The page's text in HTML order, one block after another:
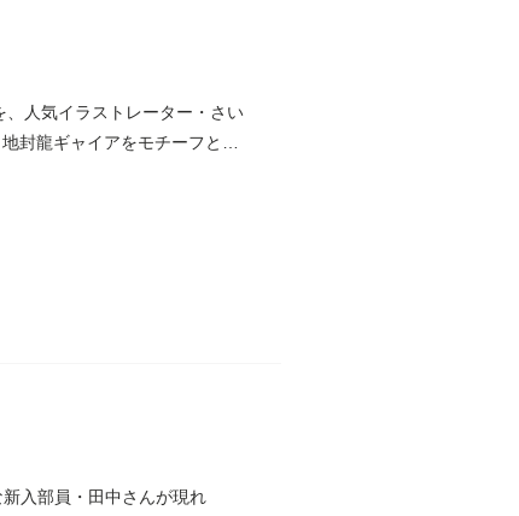
人気イラストレーター・さい
封龍ギャイアをモチーフと
入部員・田中さんが現れ